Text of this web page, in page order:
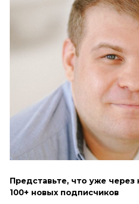
Представьте, что уже
100+ новых подписчиков